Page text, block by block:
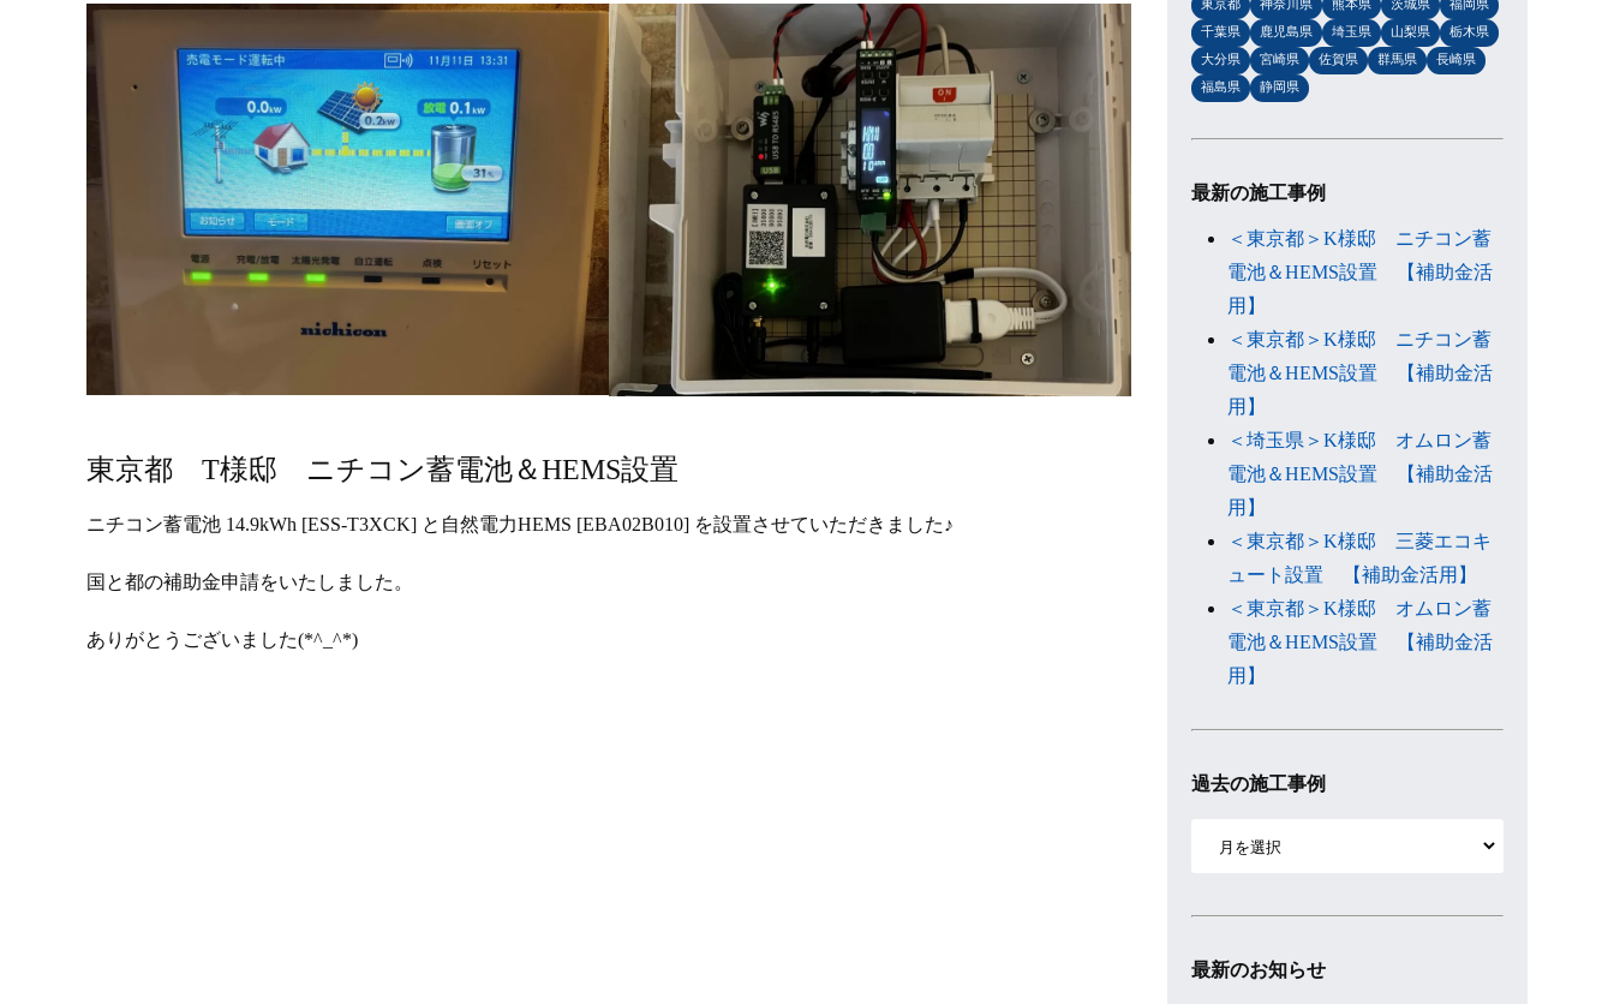
東京都 T様邸 ニチコン蓄電池＆HEMS設置
ニチコン蓄電池 14.9kWh [ESS-T3XCK] と自然電力HEMS [EBA02B010] を設置させていただきました♪
国と都の補助金申請をいたしました。
ありがとうございました(*^_^*)
東京都 神奈川県 熊本県 茨城県
福岡県
千葉県
鹿児島県 埼玉県 山梨県
栃木県
大分県
宮崎県 佐賀県 群馬県
長崎県
福島県
静岡県
最新の施工事例
＜東京都＞K様邸 ニチコン蓄
電池＆HEMS設置 【補助金活
用】
＜東京都＞K様邸 ニチコン蓄
電池＆HEMS設置 【補助金活
用】
＜埼玉県＞K様邸 オムロン蓄
電池＆HEMS設置 【補助金活
用】
＜東京都＞K様邸 三菱エコキ
ュート設置 【補助金活用】
＜東京都＞K様邸 オムロン蓄
電池＆HEMS設置 【補助金活
用】
過去の施工事例
ブ
最新のお知らせ